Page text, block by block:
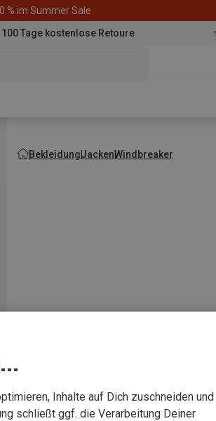
% im Summer Sale
100 Tage kostenlose Retoure
BekleidungJackenWindbreaker
Inhalte auf Dich zuschneiden und
schließt ggf. die Verarbeitung Deiner